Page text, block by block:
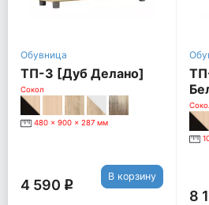
Обувница
ТП-3 [Дуб Делано]
Сокол
480 x 900 x 287 мм
4 590 q
В корзину
8